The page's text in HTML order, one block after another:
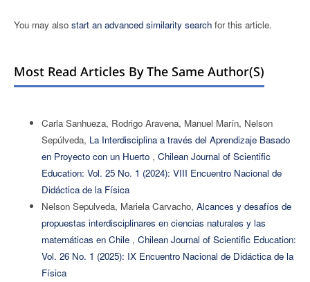
You may also start an advanced similarity searchfor this article.
Most Read Articles By The Same Author(s)
Carla Sanhueza, Rodrigo Aravena, Manuel Marín, Nelson
Sepúlveda, La Interdisciplina a través del Aprendizaje Basado
en Proyecto con un Huerto , Chilean Journal of Scientific
Education: Vol. 25 No. 1 (2024): VIII Encuentro Nacional de
Didáctica de la Física
Nelson Sepulveda, Mariela Carvacho, Alcances y desafíos de
propuestas interdisciplinares en ciencias naturales y las
matemáticas en Chile , Chilean Journal of Scientific Education:
Vol. 26 No. 1 (2025): IX Encuentro Nacional de Didáctica de la
Física